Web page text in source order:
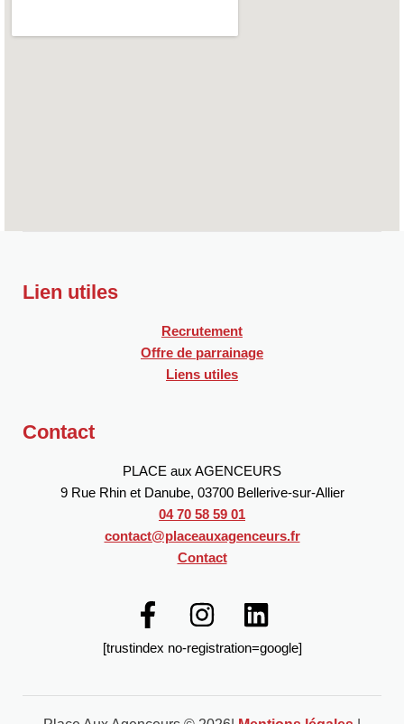
Lien utiles
Recrutement
Offre de parrainage
Liens utiles
Contact
PLACE aux AGENCEURS
9 Rue Rhin et Danube, 03700 Bellerive-sur-Allier
04 70 58 59 01
contact@placeauxagenceurs.fr
Contact
[trustindex no-registration=google]